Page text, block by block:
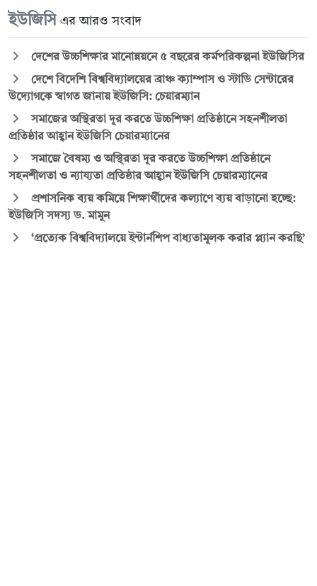
ইউজিসি এর আরও সংবাদ
দেশের উচ্চশিক্ষার মানোন্নয়নে ৫ বছরের কর্মপরিকল্পনা ইউজিসির
দেশে বিদেশি বিশ্ববিদ্যালয়ের ব্রাঞ্চ ক্যাম্পাস ও স্টাডি সেন্টারের
উদ্যোগকে স্বাগত জানায় ইউজিসি: চেয়ারম্যান
সমাজের অস্থিরতা দূর করতে উচ্চশিক্ষা প্রতিষ্ঠানে সহনশীলতা
প্রতিষ্ঠার আহ্বান ইউজিসি চেয়ারম্যানের
সমাজে বৈষম্য ও অস্থিরতা দূর করতে উচ্চশিক্ষা প্রতিষ্ঠানে
সহনশীলতা ও ন্যায্যতা প্রতিষ্ঠার আহ্বান ইউজিসি চেয়ারম্যানের
প্রশাসনিক ব্যয় কমিয়ে শিক্ষার্থীদের কল্যাণে ব্যয় বাড়ানো হচ্ছে:
ইউজিসি সদস্য ড. মামুন
‘প্রত্যেক বিশ্ববিদ্যালয়ে ইন্টার্নশিপ বাধ্যতামূলক করার প্ল্যান করছি’